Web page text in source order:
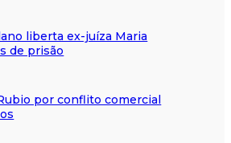
liberta ex-juíza Maria
de prisão
por conflito comercial